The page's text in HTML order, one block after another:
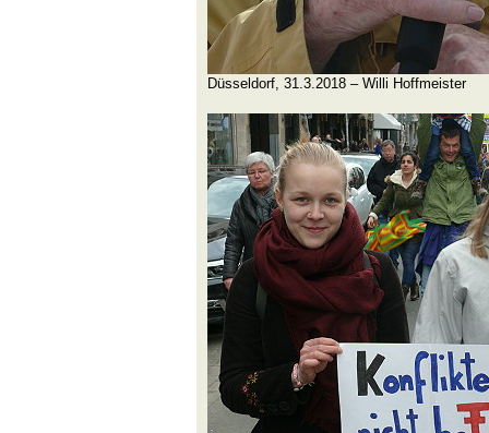
Düsseldorf, 31.3.2018 – Willi Hoffmeister